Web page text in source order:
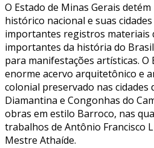
O Estado de Minas Gerais
histórico nacional e suas
importantes registros materiais
importantes da história do
para manifestações artísticas. O
enorme acervo arquitetônico e
colonial preservado nas cidades
Diamantina e Congonhas do
obras em estilo Barroco, nas
trabalhos de Antônio Francisco
Mestre Athaíde.